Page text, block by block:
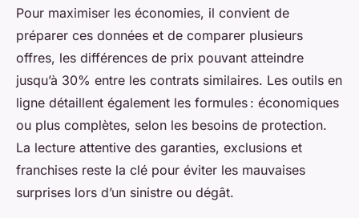
Pour maximiser les économies, il convient de
préparer ces données et de comparer plusieurs
offres, les différences de prix pouvant atteindre
jusqu’à 30% entre les contrats similaires. Les outils en
ligne détaillent également les formules : économiques
ou plus complètes, selon les besoins de protection.
La lecture attentive des garanties, exclusions et
franchises reste la clé pour éviter les mauvaises
surprises lors d’un sinistre ou dégât.